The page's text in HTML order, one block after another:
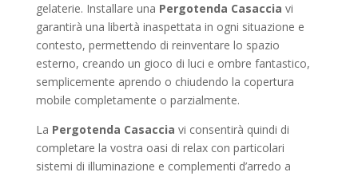
gelaterie. Installare una Pergotenda Casaccia vi
garantirà una libertà inaspettata in ogni situazione e
contesto, permettendo di reinventare lo spazio
esterno, creando un gioco di luci e ombre fantastico,
semplicemente aprendo o chiudendo la copertura
mobile completamente o parzialmente.
La Pergotenda Casaccia vi consentirà quindi di
completare la vostra oasi di relax con particolari
sistemi di illuminazione e complementi d’arredo a